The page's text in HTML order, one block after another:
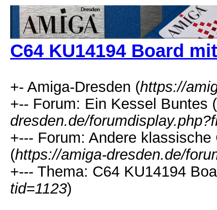
C64 KU14194 Board
+- Amiga-Dresden (https://
+-- Forum: Ein Kessel Buntes (
dresden.de/
+--- Forum: Andere
(https://amiga-dresden.de/
+--- Thema: C64 KU14194
tid=1123)